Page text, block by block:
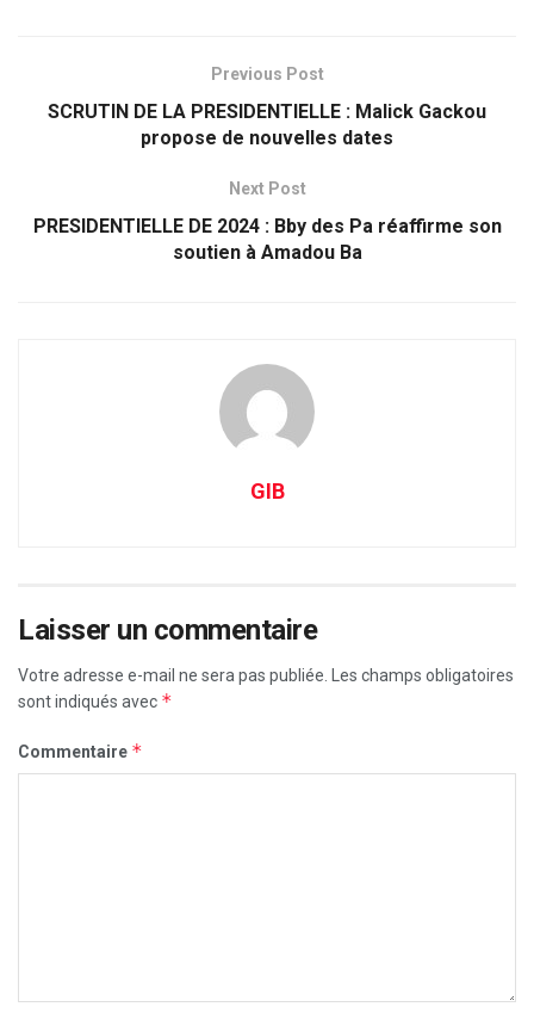
Previous Post
SCRUTIN DE LA PRESIDENTIELLE : Malick Gackou
propose de nouvelles dates
Next Post
PRESIDENTIELLE DE 2024 : Bby des Pa réaffirme son
soutien à Amadou Ba
GIB
Laisser un commentaire
Votre adresse e-mail ne sera pas publiée. Les champs obligatoires
sont indiqués avec *
Commentaire *